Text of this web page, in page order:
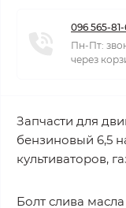
096 565-
Пн-Пт:
через
Запчасти для
бензиновый 6,5
культиваторов,
Болт слива